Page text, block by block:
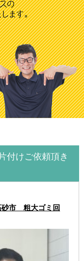
付けご依頼頂き
砂市 粗大ゴミ回